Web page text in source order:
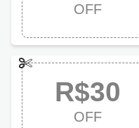
OFF
R$30
OFF